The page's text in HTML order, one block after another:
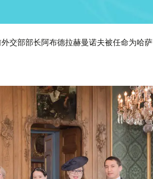
交部部长阿布德拉赫曼诺夫被任命为哈萨